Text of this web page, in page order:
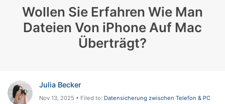
Wollen Sie Erfahren Wie Man
Dateien Von iPhone Auf Mac
Überträgt?
Julia Becker
Nov 13, 2025 • Filed to: Datensicherung zwischen Telefon & PC